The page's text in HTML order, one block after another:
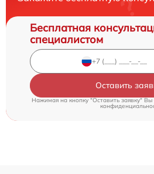
Бесплатная
специалистом
Оставить
Нажимая на кнопку "Оставить заявку"